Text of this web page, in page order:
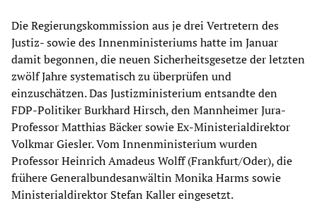
Die Regierungskommission aus je drei Vertretern des
Justiz- sowie des Innenministeriums hatte im Januar
damit begonnen, die neuen Sicherheitsgesetze der letzten
zwölf Jahre systematisch zu überprüfen und
einzuschätzen. Das Justizministerium entsandte den
FDP-Politiker Burkhard Hirsch, den Mannheimer Jura-
Professor Matthias Bäcker sowie Ex-Ministerialdirektor
Volkmar Giesler. Vom Innenministerium wurden
Professor Heinrich Amadeus Wolff (Frankfurt/Oder), die
frühere Generalbundesanwältin Monika Harms sowie
Ministerialdirektor Stefan Kaller eingesetzt.